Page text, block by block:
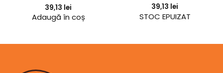
39,13 lei
Adaugă în coș
39,13 lei
STOC EPUIZAT